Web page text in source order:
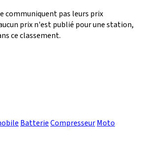
communiquent pas leurs prix
prix n'est publié pour une station,
ce classement.
BatterieCompresseurMoto